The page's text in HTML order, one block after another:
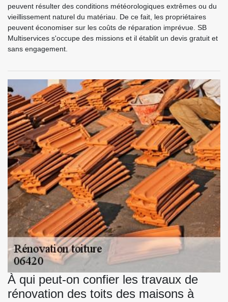
peuvent résulter des conditions météorologiques extrêmes ou du
vieillissement naturel du matériau. De ce fait, les propriétaires
peuvent économiser sur les coûts de réparation imprévue. SB
Multiservices s'occupe des missions et il établit un devis gratuit et
sans engagement.
À qui peut-on confier les travaux de
rénovation des toits des maisons à